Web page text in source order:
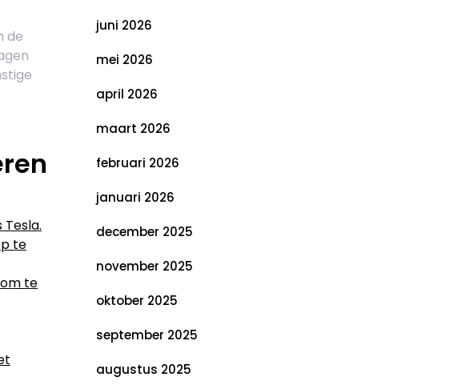
de
te
te
juni 2026
mei 2026
april 2026
maart 2026
februari 2026
januari 2026
december 2025
november 2025
oktober 2025
september 2025
augustus 2025